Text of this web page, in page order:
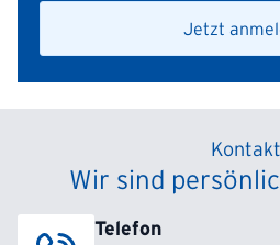
Jetzt
Kontakt
Wir sind
Telefon